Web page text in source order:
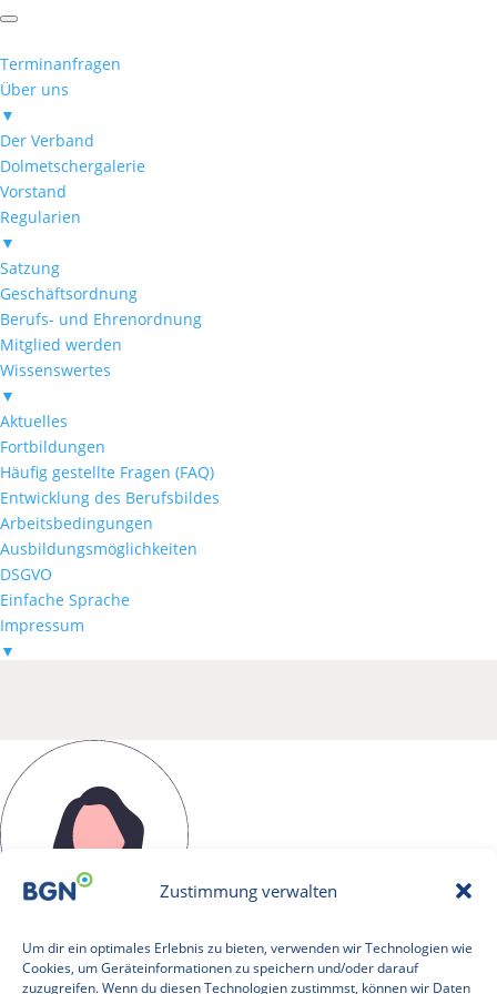
Zustimmung verwalten
Um dir ein optimales Erlebnis zu bieten, verwenden wir Technologien wie
Cookies, um Geräteinformationen zu speichern und/oder darauf
zuzugreifen. Wenn du diesen Technologien zustimmst, können wir Daten
Terminanfragen
Über uns
▼
Der Verband
Dolmetschergalerie
Vorstand
Regularien
▼
Satzung
Geschäftsordnung
Berufs- und Ehrenordnung
Mitglied werden
Wissenswertes
▼
Aktuelles
Fortbildungen
Häufig gestellte Fragen (FAQ)
Entwicklung des Berufsbildes
Arbeitsbedingungen
Ausbildungsmöglichkeiten
DSGVO
Einfache Sprache
Impressum
▼
Zoe Schmidt
B.A.